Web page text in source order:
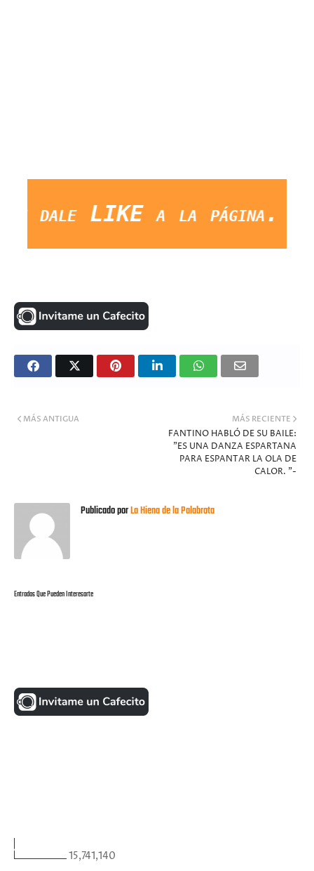
LIKE a la página.
MÁS RECIENTE
FANTINO HABLÓ DE SU BAILE:
"ES UNA DANZA ESPARTANA
PARA ESPANTAR LA OLA DE
CALOR. "-
MÁS ANTIGUA
Publicado porLa Hiena de la Palabrota
Entradas Que Pueden Interesarte
15,741,140